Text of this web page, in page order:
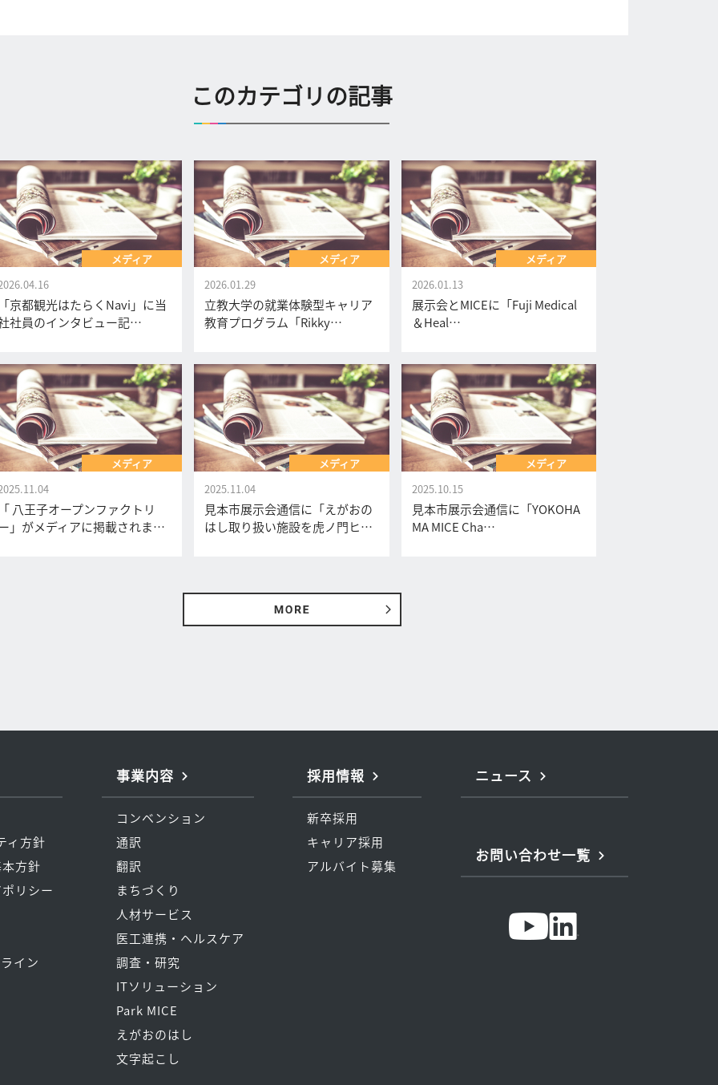
このカテゴリの記事
メディア
京都観光はたらくNavi」に当
社員のインタビュー記…
メディア
2026.01.29
立教大学の就業体験型キャリア
教育プログラム「Rikky…
メディア
2026.01.13
展示会とMICEに「Fuji Medical
＆Heal…
メディア
八王子オープンファクトリ
」がメディアに掲載されま…
メディア
2025.11.04
見本市展示会通信に「えがおの
はし取り扱い施設を虎ノ門ヒ…
メディア
2025.10.15
見本市展示会通信に「YOKOHA
MA MICE Cha…
ィ方針
方針
リシー
イン
事業内容
コンベンション
通訳
翻訳
まちづくり
人材サービス
医工連携・ヘルスケア
調査・研究
ITソリューション
Park MICE
えがおのはし
文字起こし
採用情報
新卒採用
キャリア採用
アルバイト募集
ニュース
お問い合わせ一覧